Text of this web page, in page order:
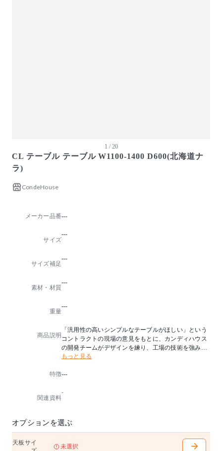
1 / 20
CL テーブル テーブル W1100-1400 D600(北海道ナ
ラ)
CondeHouse
メーカー品番---
サイズ
---
サイズ補足
---
素材・材質
---
重量
---
商品説明
「汎用性の高いシンプルなテーブルがほしい」という
コントラクトの現場の意見をもとに、カンディハウス
の開発チームがデザインを練り、工場の技術を強みに
つくり込んでいった、 機能美が特長のテーブルです。
がる有機的なライン。緩みにくいねじ込み式の脚は、
付けて使う場合も邪魔にならない設計です。公共空間
テーブル
D700〜950(50mm間隔で選択可能)
もっと見る
特徴---
関連資料
-
オプションを選ぶ
天板サイ
未選択